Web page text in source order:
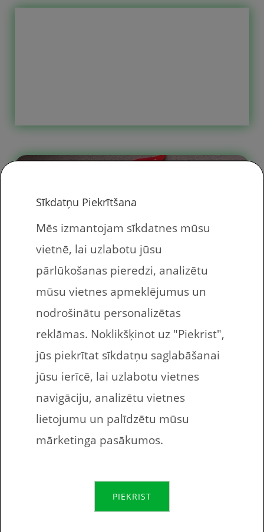
būs lietaina vai auksta, bet cerams ka
tā nebūs.Bet līdz vasarai vēl tālu un
Lasītākie raksti
2025.gadā
Mūsu 2025. gada labākie raksti –
raksti, kuri visbiežāk apmeklēti.
garām un tas būs jums
jaunatklājums. Reizēm pašiem
Sīkdatņu Piekrītšana
Mēs izmantojam sīkdatnes mūsu
vietnē, lai uzlabotu jūsu
pārlūkošanas pieredzi, analizētu
mūsu vietnes apmeklējumus un
nodrošinātu personalizētas
reklāmas. Noklikšķinot uz "Piekrist",
jūs piekrītat sīkdatņu saglabāšanai
jūsu ierīcē, lai uzlabotu vietnes
navigāciju, analizētu vietnes
lietojumu un palīdzētu mūsu
mārketinga pasākumos.
PIEKRIST